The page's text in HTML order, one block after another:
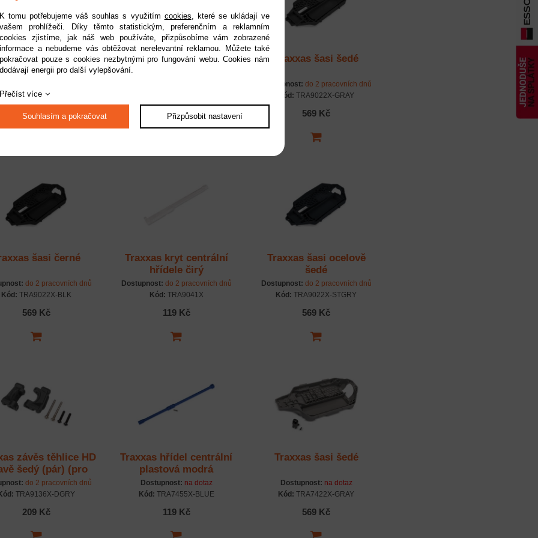
Slash Ultimate
VXL 4WD RTR
Kód:TRA68277-4-GRN
13 999 Kč
Traxxas Rustler 1:10 VX3
8 199 Kč
Traxxas šasi šedé
Dostupnost: do 2 pracovních dnů
Kód: TRA9022X-GRAY
569 Kč
šasi černé
do 2 pracovních dnů
Kód: TRA9022X-BLK
569 Kč
Traxxas kryt centrální
hřídele čirý
Dostupnost: do 2 pracovních dnů
Kód: TRA9041X
119 Kč
Traxxas šasi ocelově
šedé
Dostupnost: do 2 pracovních dnů
Kód: TRA9022X-STGRY
569 Kč
závěs těhlice HD
šedý (pár) (pro
#9180, #9181)
do 2 pracovních dnů
TRA9136X-DGRY
209 Kč
Traxxas hřídel centrální
plastová modrá
Dostupnost: na dotaz
Kód: TRA7455X-BLUE
119 Kč
Traxxas šasi šedé
Dostupnost: na dotaz
Kód: TRA7422X-GRAY
569 Kč
K tomu potřebujeme váš souhlas s využitím cookies, které se ukládají ve
vašem prohlížeči. Díky těmto statistickým, preferenčním a reklamním
cookies zjistíme, jak náš web používáte, přizpůsobíme vám zobrazené
informace a nebudeme vás obtěžovat nerelevantní reklamou. Můžete také
pokračovat pouze s cookies nezbytnými pro fungování webu. Cookies nám
dodávají energii pro další vylepšování.
Přečíst více
Souhlasím a pokračovat Přizpůsobit nastavení